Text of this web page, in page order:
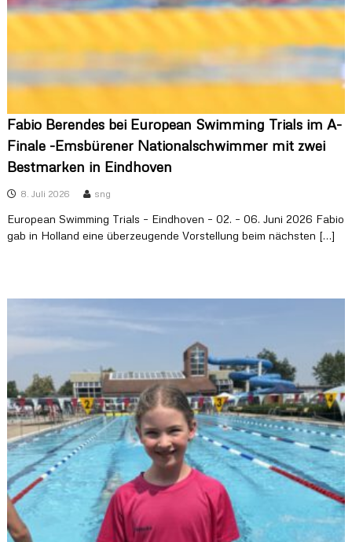
Fabio Berendes bei European Swimming Trials im A-
Finale -Emsbürener Nationalschwimmer mit zwei
Bestmarken in Eindhoven
8. Juli 2026 sng
European Swimming Trials – Eindhoven – 02. – 06. Juni 2026 Fabio
gab in Holland eine überzeugende Vorstellung beim nächsten […]